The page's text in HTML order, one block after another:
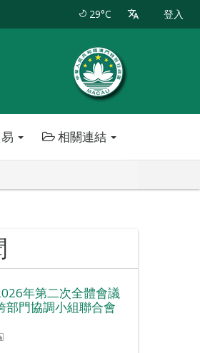
29°C 登入
相關連結
年第二次全體會議
部門協調小組聯合會